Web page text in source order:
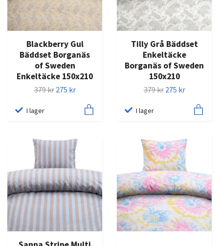
Blackberry Gul
Bäddset Borganäs
of Sweden
Enkeltäcke 150x210
379 kr 275 kr
I lager
Tilly Grå Bäddset
Enkeltäcke
Borganäs of Sweden
150x210
379 kr 275 kr
I lager